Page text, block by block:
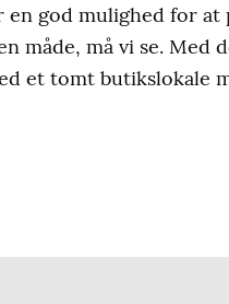
en god mulighed for
måde, må vi se.
et tomt butikslokale